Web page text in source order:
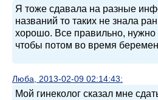
Я тоже сдавала на разные
названий то таких не знала
хорошо. Все правильно, нужно
чтобы потом во время
Люба, 2013-02-09 02:14:43:
Мой гинеколог сказал мне